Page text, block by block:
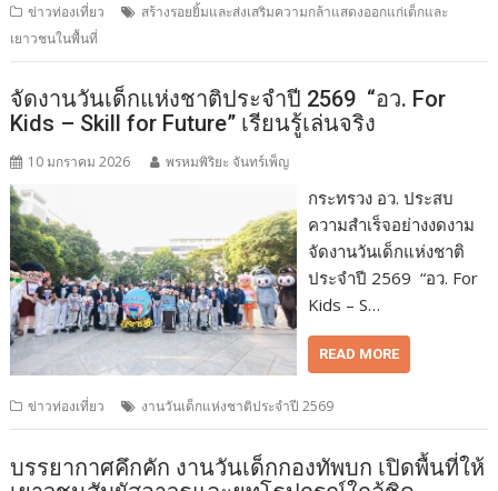
ข่าวท่องเที่ยว
สร้างรอยยิ้มและส่งเสริมความกล้าแสดงออกแก่เด็กและ
เยาวชนในพื้นที่
จัดงานวันเด็กแห่งชาติประจำปี 2569 “อว. For
Kids – Skill for Future” เรียนรู้เล่นจริง
10 มกราคม 2026 พรหมพิริยะ จันทร์เพ็ญ
กระทรวง อว. ประสบ
ความสำเร็จอย่างงดงาม
จัดงานวันเด็กแห่งชาติ
ประจำปี 2569 “อว. For
Kids – S…
READ MORE
ข่าวท่องเที่ยว งานวันเด็กแห่งชาติประจำปี 2569
บรรยากาศคึกคัก งานวันเด็กกองทัพบก เปิดพื้นที่ให้